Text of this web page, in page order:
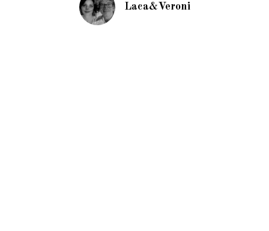
Laca&Veroni